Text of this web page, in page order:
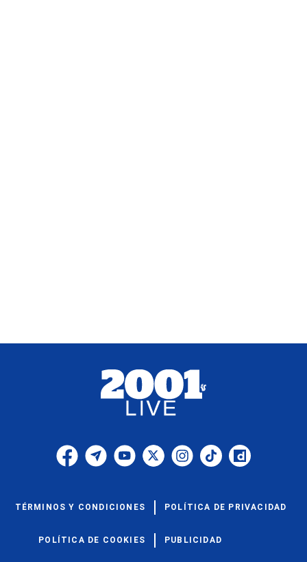
TÉRMINOS Y CONDICIONES POLÍTICA DE PRIVACIDAD
POLÍTICA DE COOKIES PUBLICIDAD